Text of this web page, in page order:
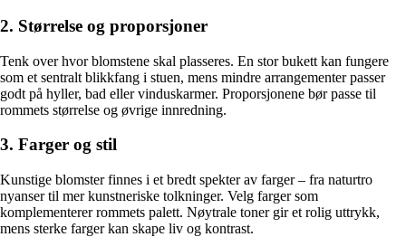
2. Størrelse og proporsjoner
Tenk over hvor blomstene skal plasseres. En stor bukett kan fungere
som et sentralt blikkfang i stuen, mens mindre arrangementer passer
godt på hyller, bad eller vinduskarmer. Proporsjonene bør passe til
rommets størrelse og øvrige innredning.
3. Farger og stil
Kunstige blomster finnes i et bredt spekter av farger – fra naturtro
nyanser til mer kunstneriske tolkninger. Velg farger som
komplementerer rommets palett. Nøytrale toner gir et rolig uttrykk,
mens sterke farger kan skape liv og kontrast.